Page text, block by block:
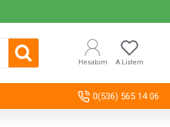
Hesabım A.Listem
0(536) 565 14 06